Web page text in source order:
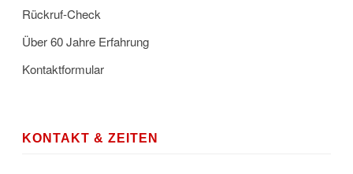
Rückruf-Check
Über 60 Jahre Erfahrung
Kontaktformular
KONTAKT & ZEITEN